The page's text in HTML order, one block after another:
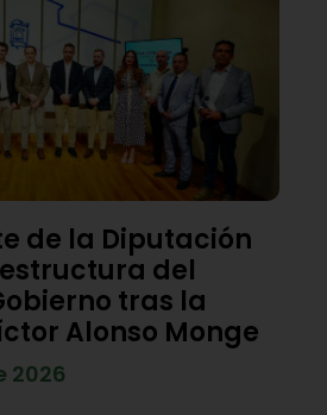
de la Diputación
del
tras la
Alonso Monge
2026